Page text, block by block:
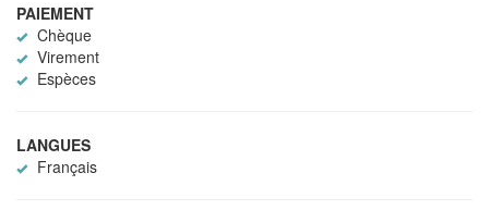
PAIEMENT
Chèque
Virement
Espèces
LANGUES
Français